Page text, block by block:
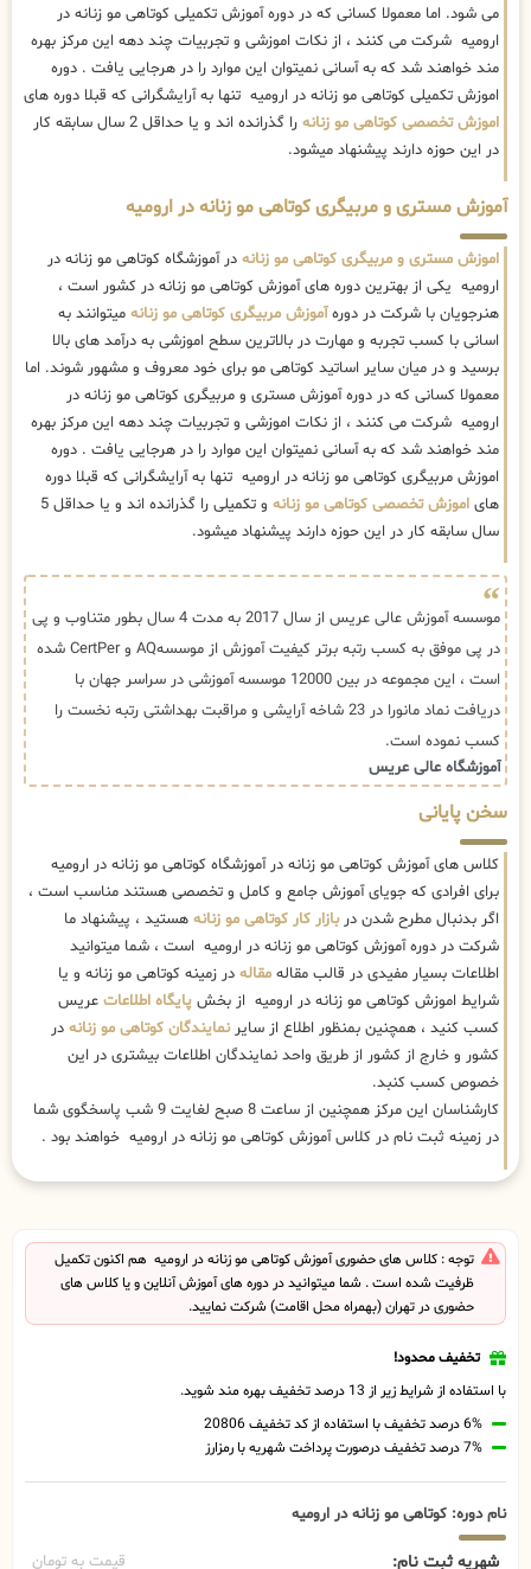
می شود. اما معمولا کسانی که در دوره آموزش تکمیلی کوتاهی مو زنانه در
ارومیه شرکت می کنند ، از نکات اموزشی و تجربیات چند دهه این مرکز بهره
مند خواهند شد که به آسانی نمیتوان این موارد را در هرجایی یافت . دوره
اموزش تکمیلی کوتاهی مو زنانه در ارومیه تنها به آرایشگرانی که قبلا دوره های
اموزش تخصصی کوتاهی مو زنانه
را گذرانده اند و یا حداقل 2 سال سابقه کار
در این حوزه دارند پیشنهاد میشود.
آموزش مستری و مربیگری کوتاهی مو زنانه در ارومیه
اموزش مستری و مربیگری کوتاهی مو زنانه در آموزشگاه کوتاهی مو زنانه در
ارومیه یکی از بهترین دوره های آموزش کوتاهی مو زنانه در کشور است ،
هنرجویان با شرکت در دورهآموزش مربیگری کوتاهی مو زنانه میتوانند به
اسانی با کسب تجربه و مهارت در بالاترین سطح اموزشی به درآمد های بالا
برسید و در میان سایر اساتید کوتاهی مو برای خود معروف و مشهور شوند. اما
معمولا کسانی که در دوره آموزش مستری و مربیگری کوتاهی مو زنانه در
ارومیه شرکت می کنند ، از نکات اموزشی و تجربیات چند دهه این مرکز بهره
مند خواهند شد که به آسانی نمیتوان این موارد را در هرجایی یافت . دوره
اموزش مربیگری کوتاهی مو زنانه در ارومیه تنها به آرایشگرانی که قبلا دوره
های اموزش تخصصی کوتاهی مو زنانه
و تکمیلی را گذرانده اند و یا حداقل 5
سال سابقه کار در این حوزه دارند پیشنهاد میشود.
موسسه آموزش عالی عریس از سال 2017 به مدت 4 سال بطور متناوب و پی
در پی موفق به کسب رتبه برتر کیفیت آموزش از موسسهAQ و CertPer شده
است ، این مجموعه در بین 12000 موسسه آموزشی در سراسر جهان با
دریافت نماد مانورا در 23 شاخه آرایشی و مراقبت بهداشتی رتبه نخست را
کسب نموده است.
آموزشگاه عالی عریس
سخن پایانی
کلاس های آموزش کوتاهی مو زنانه در آموزشگاه کوتاهی مو زنانه در ارومیه
برای افرادی که جویای آموزش جامع و کامل و تخصصی هستند مناسب است ،
اگر بدنبال مطرح شدن دربازار کار کوتاهی مو زنانه هستید ، پیشنهاد ما
شرکت در دوره آموزش کوتاهی مو زنانه در ارومیه است ، شما میتوانید
اطلاعات بسیار مفیدی در قالب مقاله مقاله در زمینه کوتاهی مو زنانه و یا
شرایط اموزش کوتاهی مو زنانه در ارومیه از بخش پایگاه اطلاعات عریس
کسب کنید ، همچنین بمنظور اطلاع از سایرنمایندگان کوتاهی مو زنانه در
کشور و خارج از کشور از طریق واحد نمایندگان اطلاعات بیشتری در این
خصوص کسب کنبد.
کارشناسان این مرکز همچنین از ساعت 8 صبح لغایت 9 شب پاسخگوی شما
در زمینه ثبت نام در کلاس آموزش کوتاهی مو زنانه در ارومیه خواهند بود .
توجه : کلاس های حضوری آموزش کوتاهی مو زنانه در ارومیه هم اکنون تکمیل
ظرفیت شده است . شما میتوانید در دوره های آموزش آنلاین و یا کلاس های
حضوری در تهران (بهمراه محل اقامت) شرکت نمایید.
تخفیف محدود!
با استفاده از شرایط زیر از 13 درصد تخفیف بهره مند شوید.
6% درصد تخفیف با استفاده از کد تخفیف 20806
7% درصد تخفیف درصورت پرداخت شهریه با رمزارز
نام دوره: کوتاهی مو زنانه در ارومیه
شهریه ثبت نام: قیمت به تومان